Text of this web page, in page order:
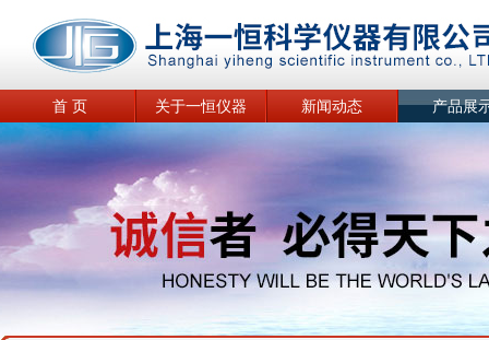
首 页 关于一恒仪器 新闻动态 产品展